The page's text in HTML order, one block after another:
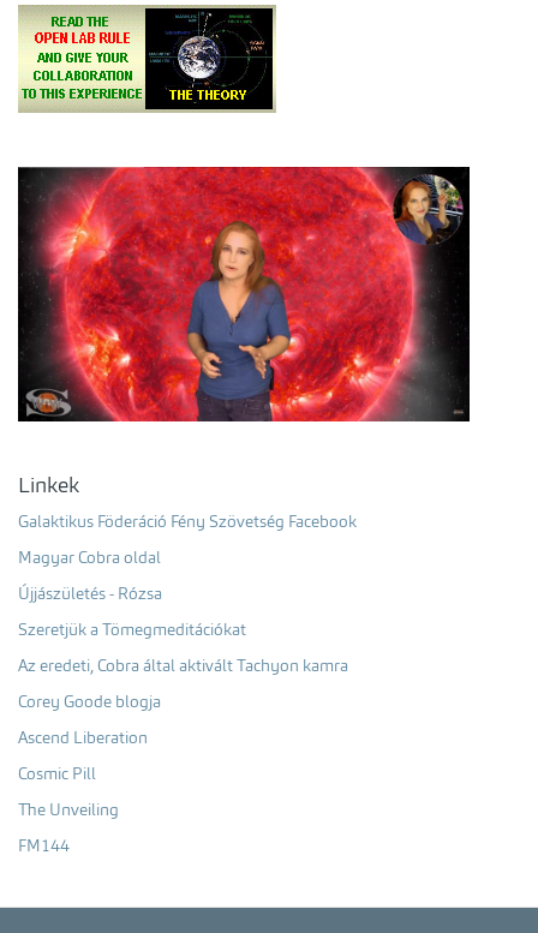
Linkek
Galaktikus Föderáció Fény Szövetség Facebook
Magyar Cobra oldal
Újjászületés - Rózsa
Szeretjük a Tömegmeditációkat
Az eredeti, Cobra által aktivált Tachyon kamra
Corey Goode blogja
Ascend Liberation
Cosmic Pill
The Unveiling
FM144